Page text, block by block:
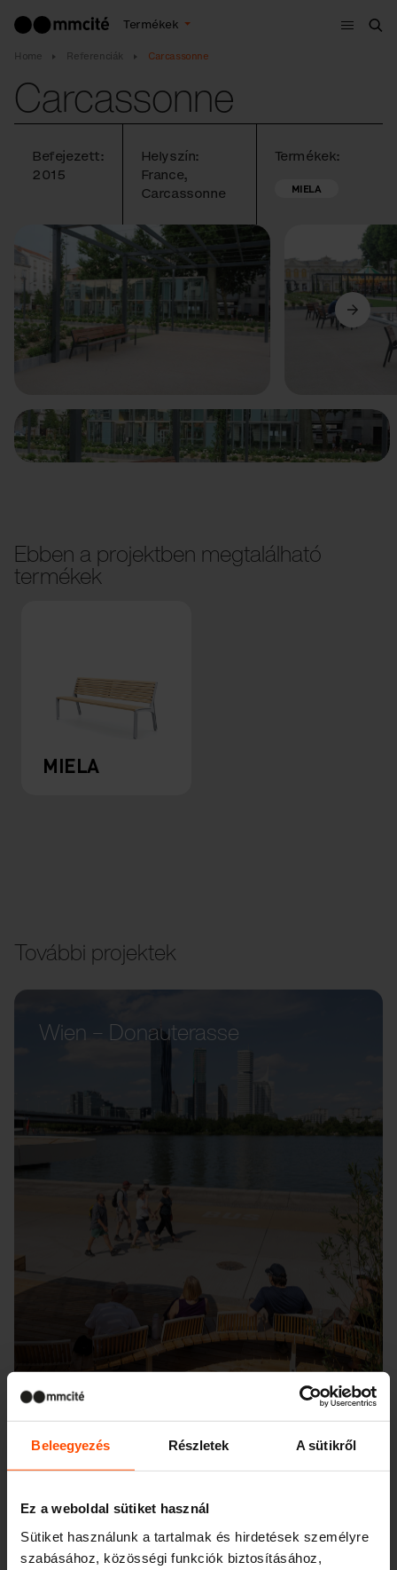
Beleegyezés Részletek A sütikről
Ez a weboldal sütiket használ
Sütiket használunk a tartalmak és hirdetések személyre
szabásához, közösségi funkciók biztosításához,
Termékek
Menü
Home Referenciák Carcassonne
Carcassonne
Befejezett:
2015
Helyszín:
France,
Carcassonne
Termékek:
MIELA
Előző
Ebben a projektben megtalálható
termékek
MIELA
További projektek
Wien – Donauterasse
Seattle – Popup park